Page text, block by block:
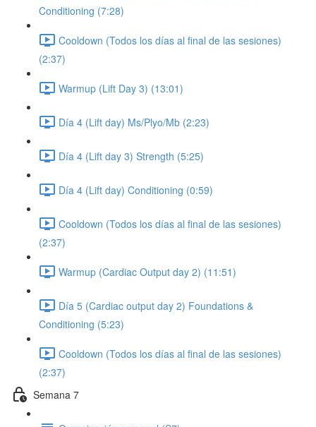
Conditioning (7:28)
Cooldown (Todos los días al final de las sesiones)
(2:37)
Warmup (Lift Day 3) (13:01)
Día 4 (Lift day) Ms/Plyo/Mb (2:23)
Día 4 (Lift day 3) Strength (5:25)
Día 4 (Lift day) Conditioning (0:59)
Cooldown (Todos los días al final de las sesiones)
(2:37)
Warmup (Cardiac Output day 2) (11:51)
Día 5 (Cardiac output day 2) Foundations &
Conditioning (5:23)
Cooldown (Todos los días al final de las sesiones)
(2:37)
Semana 7